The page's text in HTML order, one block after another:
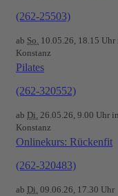
(262-25503)
ab So. 10.05.26, 18.15 Uhr
Konstanz
Pilates
(262-320552)
ab Di. 26.05.26, 9.00 Uhr in
Konstanz
Onlinekurs: Rückenfit
(262-320483)
ab Di. 09.06.26, 17.30 Uhr